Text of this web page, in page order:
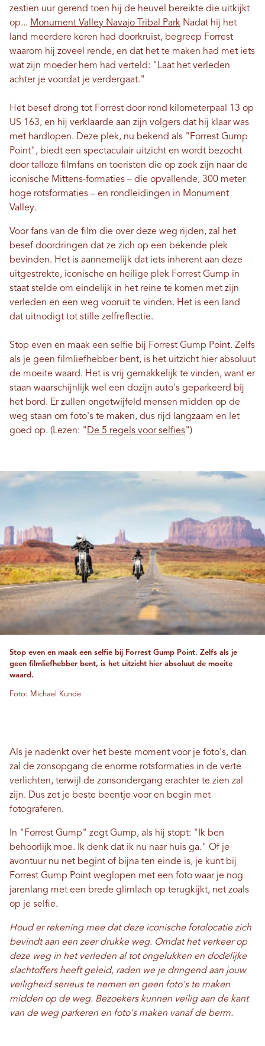
zestien uur gerend toen hij de heuvel bereikte die uitkijkt
op... Monument Valley Navajo Tribal Park Nadat hij het
land meerdere keren had doorkruist, begreep Forrest
waarom hij zoveel rende, en dat het te maken had met iets
wat zijn moeder hem had verteld: "Laat het verleden
achter je voordat je verdergaat."
Het besef drong tot Forrest door rond kilometerpaal 13 op
US 163, en hij verklaarde aan zijn volgers dat hij klaar was
met hardlopen. Deze plek, nu bekend als "Forrest Gump
Point", biedt een spectaculair uitzicht en wordt bezocht
door talloze filmfans en toeristen die op zoek zijn naar de
iconische Mittens-formaties – die opvallende, 300 meter
hoge rotsformaties – en rondleidingen in Monument
Valley.
Voor fans van de film die over deze weg rijden, zal het
besef doordringen dat ze zich op een bekende plek
bevinden. Het is aannemelijk dat iets inherent aan deze
uitgestrekte, iconische en heilige plek Forrest Gump in
staat stelde om eindelijk in het reine te komen met zijn
verleden en een weg vooruit te vinden. Het is een land
dat uitnodigt tot stille zelfreflectie.
Stop even en maak een selfie bij Forrest Gump Point. Zelfs
als je geen filmliefhebber bent, is het uitzicht hier absoluut
de moeite waard. Het is vrij gemakkelijk te vinden, want er
staan ​​waarschijnlijk wel een dozijn auto's geparkeerd bij
het bord. Er zullen ongetwijfeld mensen midden op de
weg staan ​​om foto's te maken, dus rijd langzaam en let
goed op. (Lezen: " De 5 regels voor selfies")
Stop even en maak een selfie bij Forrest Gump Point. Zelfs als je
geen filmliefhebber bent, is het uitzicht hier absoluut de moeite
waard.
Foto: Michael Kunde
Als je nadenkt over het beste moment voor je foto's, dan
zal de zonsopgang de enorme rotsformaties in de verte
verlichten, terwijl de zonsondergang erachter te zien zal
zijn. Dus zet je beste beentje voor en begin met
fotograferen.
In "Forrest Gump" zegt Gump, als hij stopt: "Ik ben
behoorlijk moe. Ik denk dat ik nu naar huis ga." Of je
avontuur nu net begint of bijna ten einde is, je kunt bij
Forrest Gump Point weglopen met een foto waar je nog
jarenlang met een brede glimlach op terugkijkt, net zoals
op je selfie.
Houd er rekening mee dat deze iconische fotolocatie zich
bevindt aan een zeer drukke weg. Omdat het verkeer op
deze weg in het verleden al tot ongelukken en dodelijke
slachtoffers heeft geleid, raden we je dringend aan jouw
veiligheid serieus te nemen en geen foto's te maken
midden op de weg. Bezoekers kunnen veilig aan de kant
van de weg parkeren en foto's maken vanaf de berm.